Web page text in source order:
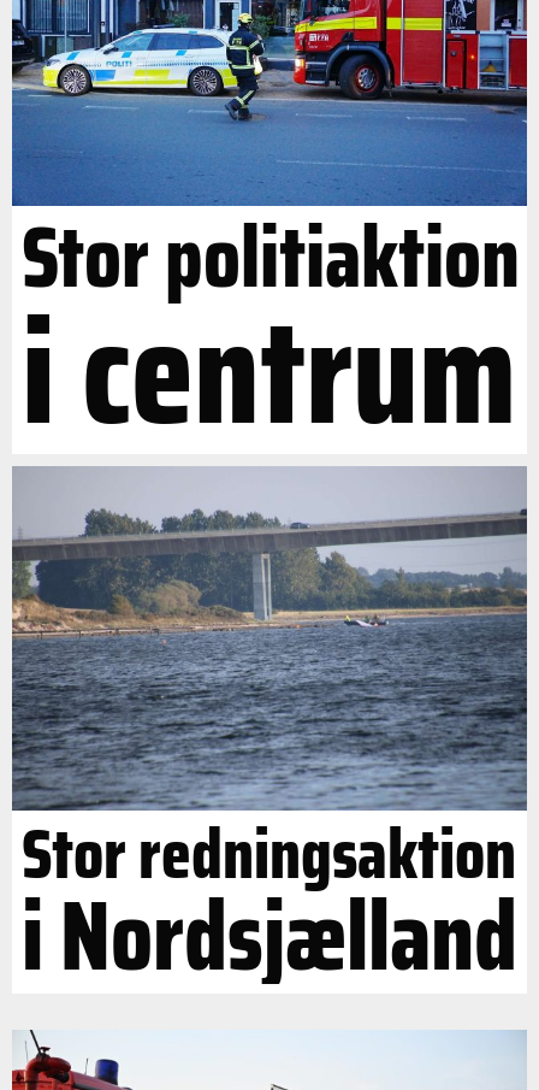
Stor politiaktion
i centrum
Stor redningsaktion
i Nordsjælland